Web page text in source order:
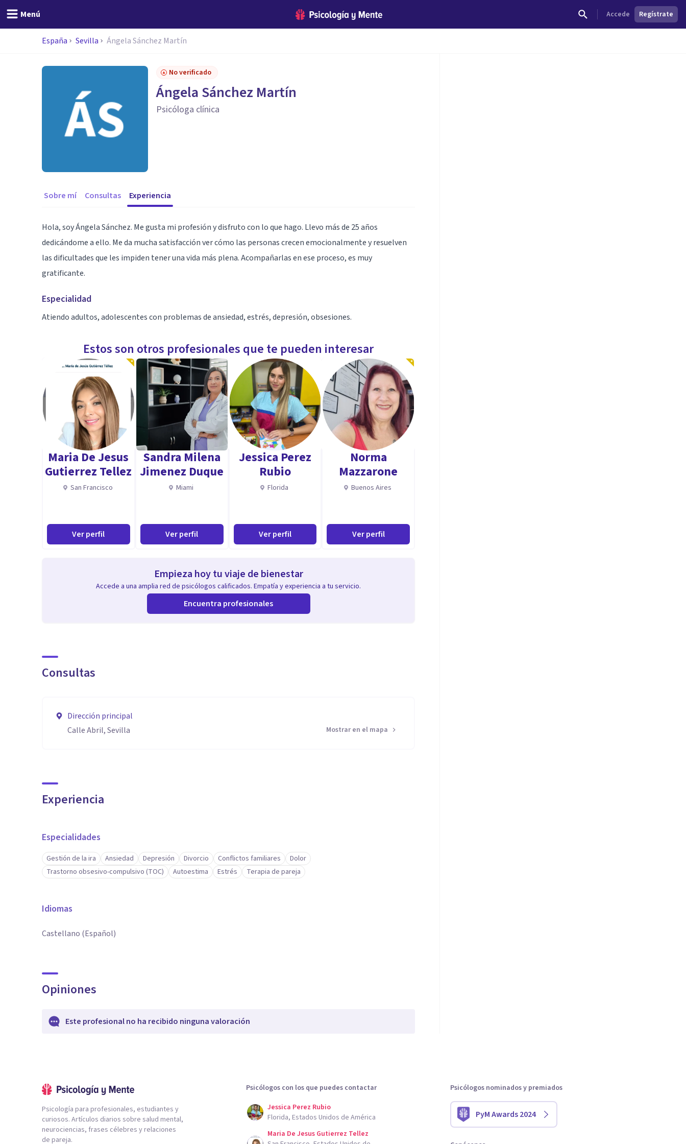
Menú Accede Regístrate
España Sevilla Ángela Sánchez Martín
No verificado
Ángela Sánchez Martín
Psicóloga clínica
Sobre mí Consultas Experiencia
Hola, soy Ángela Sánchez. Me gusta mi profesión y disfruto con lo que hago. Llevo más de 25 años
dedicándome a ello. Me da mucha satisfacción ver cómo las personas crecen emocionalmente y resuelven
las dificultades que les impiden tener una vida más plena. Acompañarlas en ese proceso, es muy
gratificante.
Especialidad
Atiendo adultos, adolescentes con problemas de ansiedad, estrés, depresión, obsesiones.
Estos son otros profesionales que te pueden interesar
Maria De Jesus
Gutierrez Tellez
San Francisco
Ver perfil
Sandra Milena
Jimenez Duque
Miami
Ver perfil
Jessica Perez
Rubio
Florida
Ver perfil
Norma
Mazzarone
Buenos Aires
Ver perfil
Empieza hoy tu viaje de bienestar
Accede a una amplia red de psicólogos calificados. Empatía y experiencia a tu servicio.
Encuentra profesionales
Consultas
Dirección principal
Calle Abril, Sevilla
Mostrar en el mapa
Experiencia
Especialidades
Gestión de la ira Ansiedad Depresión Divorcio Conflictos familiares
Dolor
Trastorno obsesivo-compulsivo (TOC)
Autoestima Estrés Terapia de pareja
Idiomas
Castellano (Español)
Opiniones
Este profesional no ha recibido ninguna valoración
Psicología para profesionales, estudiantes y
curiosos. Artículos diarios sobre salud mental,
neurociencias, frases célebres y relaciones
de pareja.
Psicólogos con los que puedes contactar
Jessica Perez Rubio
Florida, Estados Unidos de América
Maria De Jesus Gutierrez Tellez
Psicólogos nominados y premiados
PyM Awards 2024